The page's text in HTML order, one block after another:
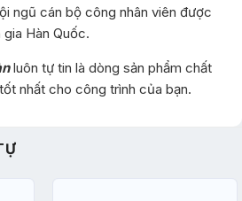
ngũ cán bộ công nhân viên được
Hàn Quốc.
luôn tự tin là dòng sản phẩm chất
nhất cho công trình của bạn.